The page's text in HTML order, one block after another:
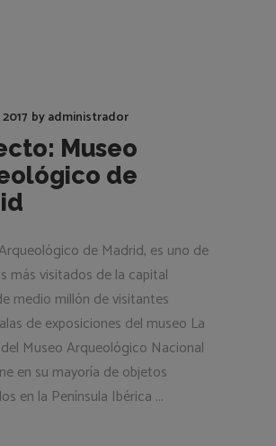
byadministrador
Museo
de
de Madrid, es uno de
más visitados de la capital
medio millón de visitantes
de exposiciones del museo La
Museo Arqueológico Nacional
en su mayoría de objetos
en la Península Ibérica